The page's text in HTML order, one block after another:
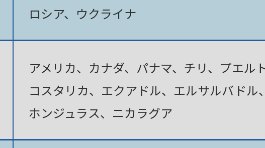
ロシア、ウクライナ
アメリカ、カナダ、パナマ、チリ、プエル
コスタリカ、エクアドル、エルサルバドル
ホンジュラス、ニカラグア